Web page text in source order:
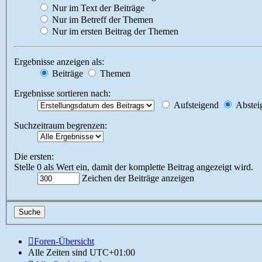
Nur im Text der Beiträge
Nur im Betreff der Themen
Nur im ersten Beitrag der Themen
Ergebnisse anzeigen als:
Beiträge
Themen
Ergebnisse sortieren nach:
Aufsteigend
Suchzeitraum begrenzen:
Die ersten:
Stelle 0 als Wert ein, damit der komplette Beitrag angezeigt wird.
Zeichen der Beiträge anzeigen
Foren-Übersicht
Alle Zeiten sind UTC+01:00